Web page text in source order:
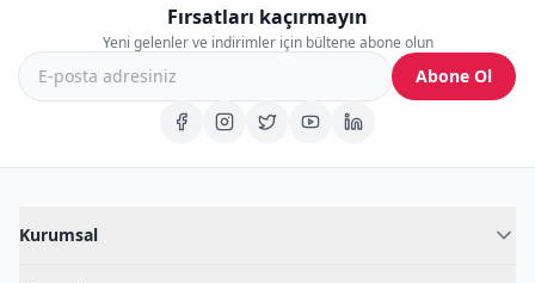
Fırsatları kaçırmayın
Yeni gelenler ve indirimler için bültene abone olun
Abone Ol
Kurumsal